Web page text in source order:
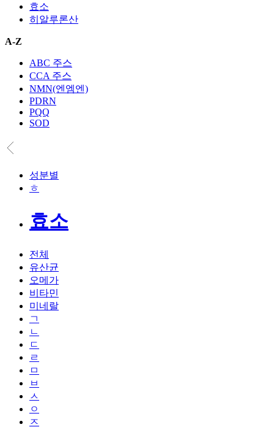
효소
히알루론산
A-Z
ABC 주스
CCA 주스
NMN(엔엠엔)
PDRN
PQQ
SOD
성분별
ㅎ
효소
전체
유산균
오메가
비타민
미네랄
ㄱ
ㄴ
ㄷ
ㄹ
ㅁ
ㅂ
ㅅ
ㅇ
ㅈ